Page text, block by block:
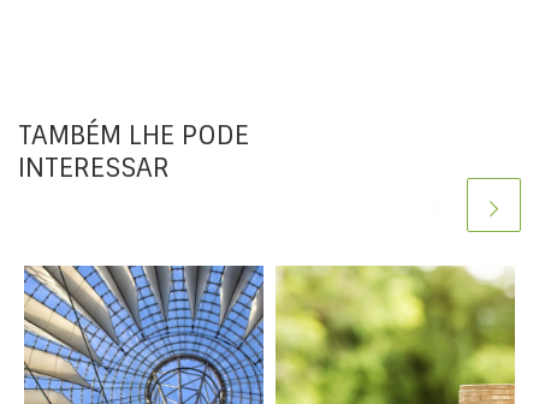
TAMBÉM LHE PODE
INTERESSAR